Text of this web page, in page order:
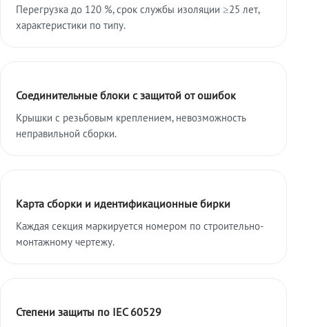
Перегрузка до 120 %, срок службы изоляции ≥25 лет,
характеристики по типу.
Соединительные блоки с защитой от ошибок
Крышки с резьбовым креплением, невозможность
неправильной сборки.
Карта сборки и идентификационные бирки
Каждая секция маркируется номером по строительно-
монтажному чертежу.
Степени защиты по IEC 60529